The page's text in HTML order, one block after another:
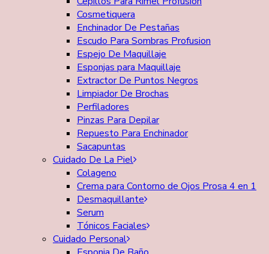
Cosmetiquera
Enchinador De Pestañas
Escudo Para Sombras Profusion
Espejo De Maquillaje
Esponjas para Maquillaje
Extractor De Puntos Negros
Limpiador De Brochas
Perfiladores
Pinzas Para Depilar
Repuesto Para Enchinador
Sacapuntas
Cuidado De La Piel
Colageno
Crema para Contorno de Ojos Prosa 4 en 1
Desmaquillante
Serum
Tónicos Faciales
Cuidado Personal